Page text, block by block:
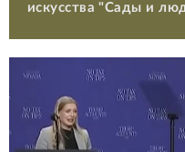
искусства "Сады и